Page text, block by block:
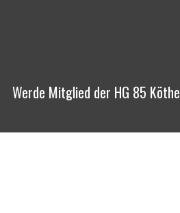
Werde Mitglied der HG 85